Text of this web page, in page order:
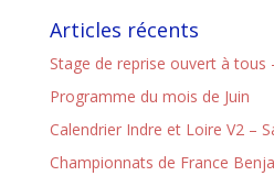
Articles récents
Stage de reprise ouvert à tous
Programme du mois de Juin
Calendrier Indre et Loire V2 –
Championnats de France